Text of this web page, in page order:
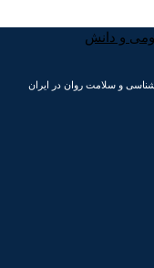
و سلامت روان در ایران